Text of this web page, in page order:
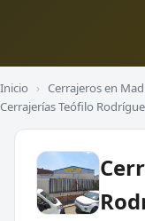
Inicio › Cerrajeros en
Cerrajerías Teófilo